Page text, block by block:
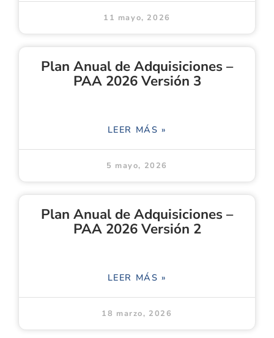
11 mayo, 2026
Plan Anual de Adquisiciones –
PAA 2026 Versión 3
LEER MÁS »
5 mayo, 2026
Plan Anual de Adquisiciones –
PAA 2026 Versión 2
LEER MÁS »
18 marzo, 2026